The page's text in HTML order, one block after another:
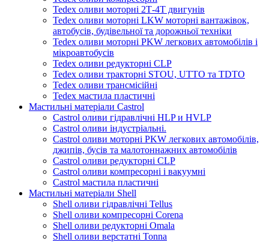
Tedex оливи моторні 2Т-4Т двигунів
Tedex оливи моторні LKW моторні вантажівок,
автобусів, будівельної та дорожньої техніки
Tedex оливи моторні PKW легкових автомобілів і
мікроавтобусів
Tedex оливи редукторні CLP
Tedex оливи тракторні STOU, UTTO та TDTO
Tedex оливи трансмісійні
Tedex мастила пластичні
Мастильні матеріали Castrol
Castrol оливи гідравлічні HLP и HVLP
Castrol оливи індустріальні.
Castrol оливи моторні PKW легкових автомобілів,
джипів, бусів та малотоннажних автомобілів
Castrol оливи редукторні CLP
Castrol оливи компресорні і вакуумні
Castrol мастила пластичні
Мастильні матеріали Shell
Shell оливи гідравлічні Tellus
Shell оливи компресорні Corena
Shell оливи редукторні Omala
Shell оливи верстатні Tonna